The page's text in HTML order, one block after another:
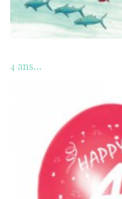
4 ans…